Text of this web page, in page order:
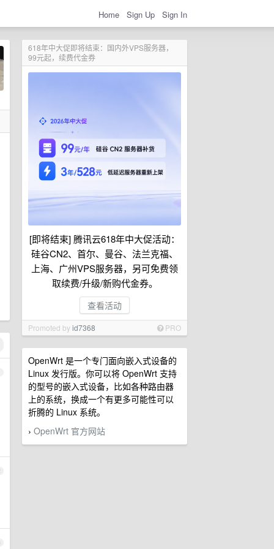
Home Sign Up Sign In
618年中大促即将结束：国内外VPS服务器，
99元起，续费代金券
[即将结束] 腾讯云618年中大促活动：
硅谷CN2、首尔、曼谷、法兰克福、
上海、广州VPS服务器，另可免费领
取续费/升级/新购代金券。
查看活动
Promoted byid7368 PRO
OpenWrt 是一个专门面向嵌入式设备的
Linux 发行版。你可以将 OpenWrt 支持
的型号的嵌入式设备，比如各种路由器
上的系统，换成一个有更多可能性可以
折腾的 Linux 系统。
› OpenWrt 官方网站